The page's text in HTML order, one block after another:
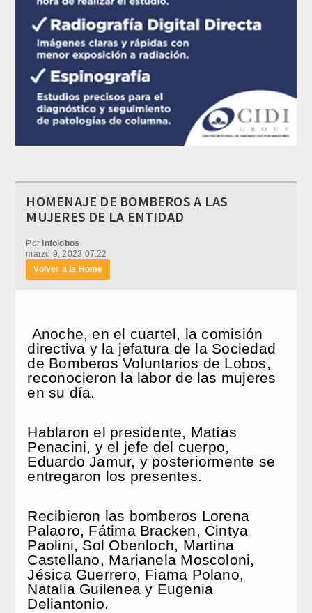
HOMENAJE DE BOMBEROS A LAS
MUJERES DE LA ENTIDAD
PorInfolobos
marzo 9, 2023 07:22
Volver a la Home
Anoche, en el cuartel, la comisión
directiva y la jefatura de la Sociedad
de Bomberos Voluntarios de Lobos,
reconocieron la labor de las mujeres
en su día.
Hablaron el presidente, Matías
Penacini, y el jefe del cuerpo,
Eduardo Jamur, y posteriormente se
entregaron los presentes.
Recibieron las bomberos Lorena
Palaoro, Fátima Bracken, Cintya
Paolini, Sol Obenloch, Martina
Castellano, Marianela Moscoloni,
Jésica Guerrero, Fiama Polano,
Natalia Guilenea y Eugenia
Deliantonio.